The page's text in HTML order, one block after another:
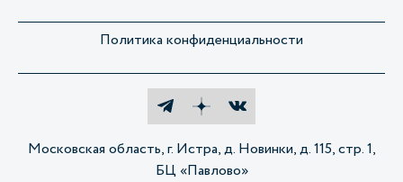
Политика конфиденциальности
Московская область, г. Истра, д. Новинки, д. 115, стр. 1,
БЦ «Павлово»